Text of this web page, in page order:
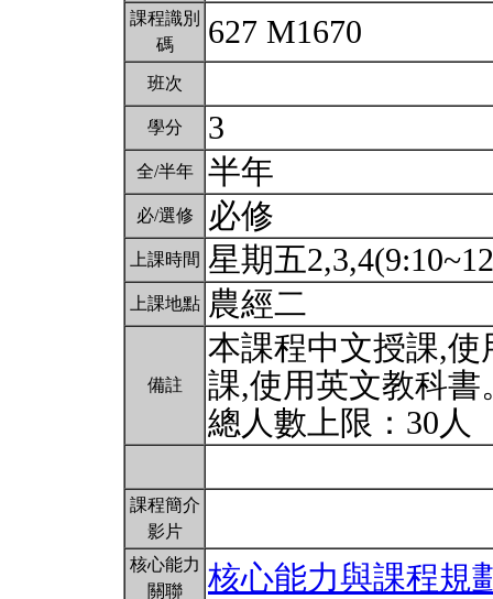
課程識別
碼
627 M1670
班次
學分 3
全/半年 半年
必/選修 必修
上課時間 星期五
上課地點 農經二
備註
本課程中文授課,
課,使用英文教科書
總人數上限：30人
課程簡介
影片
核心能力
關聯
核心能力與課程規